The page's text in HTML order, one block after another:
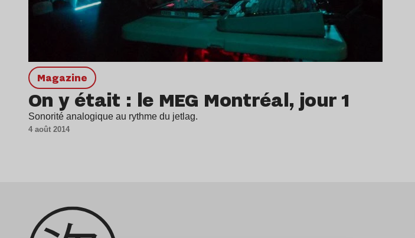
magazine
On y était : le MEG Montréal, jour 1
Sonorité analogique au rythme du jetlag.
4 août 2014